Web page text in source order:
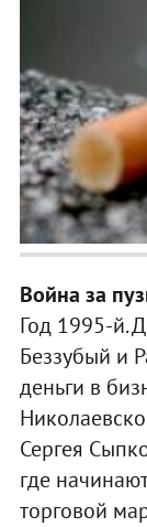
Война за
Год 1995-й.
Беззубый и
деньги в
Сергея
где
торговой